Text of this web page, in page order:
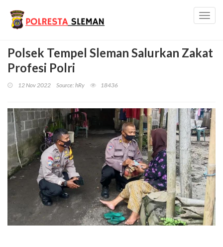
Polsek Tempel Sleman Salurkan Zakat
Profesi Polri
12 Nov 2022 Source: hRy 18436